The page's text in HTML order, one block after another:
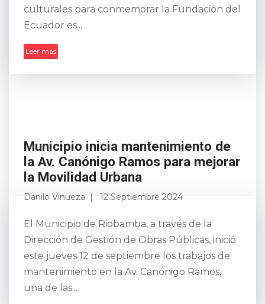
culturales para conmemorar la Fundación del
Ecuador es...
Leer más
Municipio inicia mantenimiento de
la Av. Canónigo Ramos para mejorar
la Movilidad Urbana
Danilo Vinueza 12 Septiembre 2024
El Municipio de Riobamba, a través de la
Dirección de Gestión de Obras Públicas, inició
este jueves 12 de septiembre los trabajos de
mantenimiento en la Av. Canónigo Ramos,
una de las...